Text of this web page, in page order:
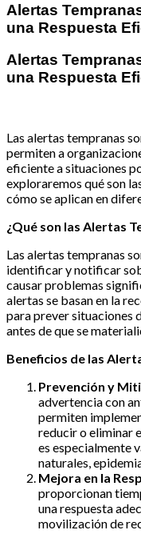
Alertas
una Respuesta
Alertas
una Respuesta
Las alertas tempranas
permiten a
eficiente a situaciones
exploraremos qué son
cómo se aplican en
¿Qué son las Alertas
Las alertas tempranas
identificar y notificar
causar problemas
alertas se basan en la
para prever situaciones
antes de que se
Beneficios de las
Prevención y
advertencia con
permiten
reducir o eliminar
es especialmente
naturales,
Mejora en la
proporcionan
una respuesta
movilización de